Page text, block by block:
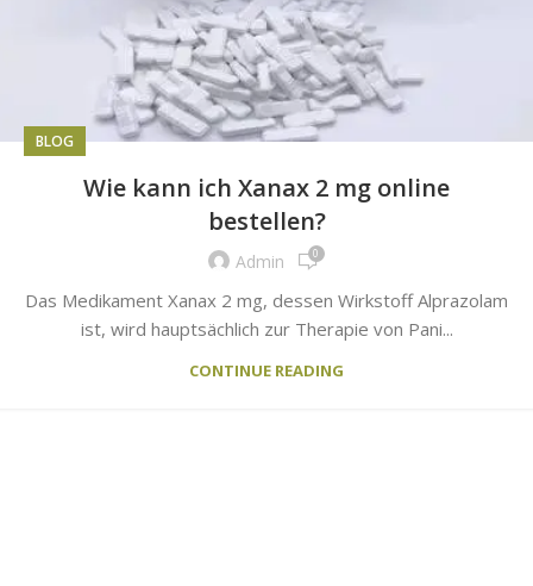
BLOG
Wie kann ich Xanax 2 mg online
bestellen?
Admin 0
Das Medikament Xanax 2 mg, dessen Wirkstoff Alprazolam
ist, wird hauptsächlich zur Therapie von Pani...
CONTINUE READING